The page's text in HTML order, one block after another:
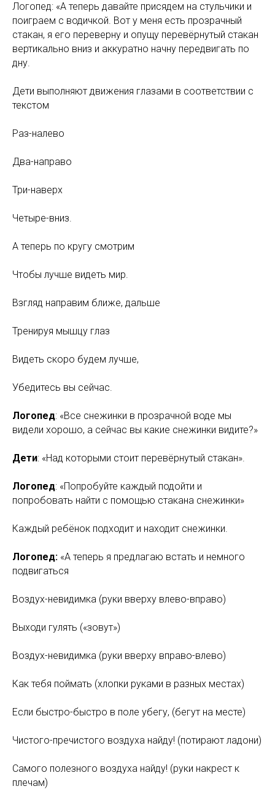
Логопед: «А теперь давайте присядем на стульчики и
поиграем с водичкой. Вот у меня есть прозрачный
стакан, я его переверну и опущу перевёрнутый стакан
вертикально вниз и аккуратно начну передвигать по
дну.
Дети выполняют движения глазами в соответствии с
текстом
Раз-налево
Два-направо
Три-наверх
Четыре-вниз.
А теперь по кругу смотрим
Чтобы лучше видеть мир.
Взгляд направим ближе, дальше
Тренируя мышцу глаз
Видеть скоро будем лучше,
Убедитесь вы сейчас.
Логопед: «Все снежинки в прозрачной воде мы
видели хорошо, а сейчас вы какие снежинки видите?»
Дети: «Над которыми стоит перевёрнутый стакан».
Логопед: «Попробуйте каждый подойти и
попробовать найти с помощью стакана снежинки»
Каждый ребёнок подходит и находит снежинки.
Логопед: «А теперь я предлагаю встать и немного
подвигаться
Воздух-невидимка (руки вверху влево-вправо)
Выходи гулять («зовут»)
Воздух-невидимка (руки вверху вправо-влево)
Как тебя поймать (хлопки руками в разных местах)
Если быстро-быстро в поле убегу, (бегут на месте)
Чистого-пречистого воздуха найду! (потирают ладони)
Самого полезного воздуха найду! (руки накрест к
плечам)